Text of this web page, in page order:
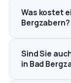
Was kostet
Bergzabern?
Sind Sie
in Bad